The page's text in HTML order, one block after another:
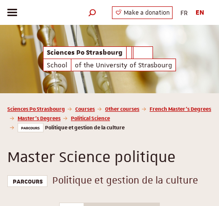
Sciences Po Strasbourg
School
of the University of Strasbourg
Toggle menu Search engine
Make a donation FR EN
Vous êtes ici :
Sciences Po Strasbourg Courses Other courses
French Master’s Degrees
Master’s Degrees
Political Science
PARCOURS Politique et gestion de la culture
Master Science politique
PARCOURS Politique et gestion de la culture